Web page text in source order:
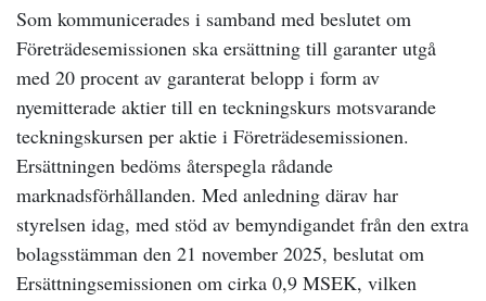
Som kommunicerades i samband med beslutet om
Företrädesemissionen ska ersättning till garanter utgå
med 20 procent av garanterat belopp i form av
nyemitterade aktier till en teckningskurs motsvarande
teckningskursen per aktie i Företrädesemissionen.
Ersättningen bedöms återspegla rådande
marknadsförhållanden. Med anledning därav har
styrelsen idag, med stöd av bemyndigandet från den extra
bolagsstämman den 21 november 2025, beslutat om
Ersättningsemissionen om cirka 0,9 MSEK, vilken